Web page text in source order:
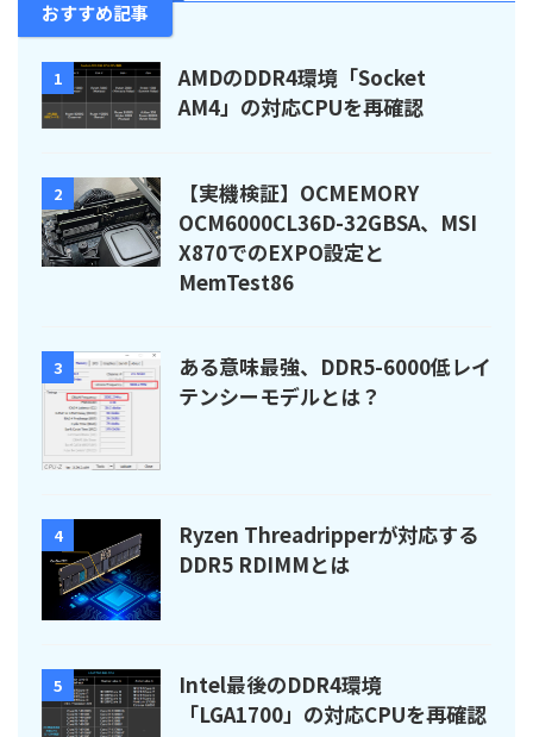
おすすめ記事
1
AMDのDDR4環境「Socket
AM4」の対応CPUを再確認
2
【実機検証】OCMEMORY
OCM6000CL36D-32GBSA、MSI
X870でのEXPO設定と
MemTest86
3
ある意味最強、DDR5-6000低レイ
テンシーモデルとは？
4
Ryzen Threadripperが対応する
DDR5 RDIMMとは
5
Intel最後のDDR4環境
「LGA1700」の対応CPUを再確認